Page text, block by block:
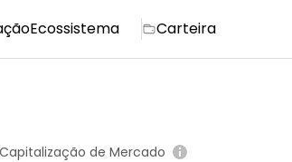
Ecossistema Carteira
Capitalização de Mercado